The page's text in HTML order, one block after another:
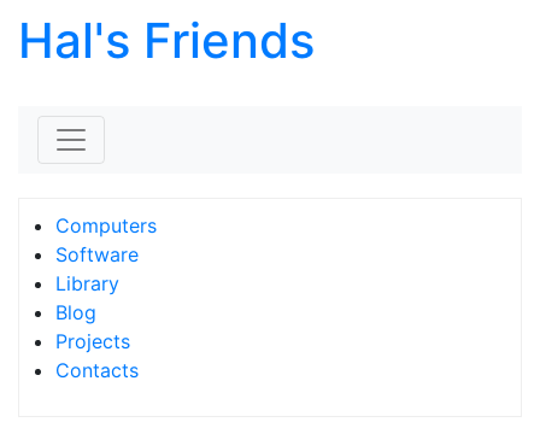
Hal's Friends
Computers
Software
Library
Blog
Projects
Contacts